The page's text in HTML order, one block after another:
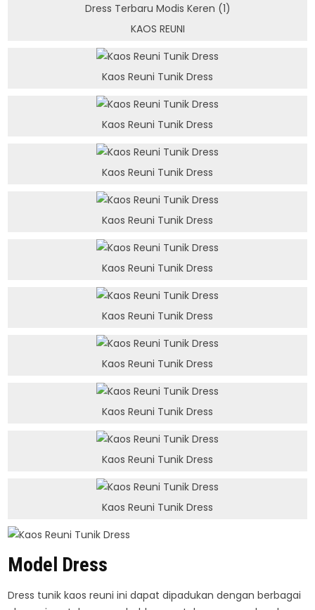
KAOS REUNI
Kaos Reuni Tunik Dress
Kaos Reuni Tunik Dress
Kaos Reuni Tunik Dress
Kaos Reuni Tunik Dress
Kaos Reuni Tunik Dress
Kaos Reuni Tunik Dress
Kaos Reuni Tunik Dress
Kaos Reuni Tunik Dress
Kaos Reuni Tunik Dress
Kaos Reuni Tunik Dress
Model Dress
Dress tunik kaos reuni ini dapat dipadukan dengan berbagai